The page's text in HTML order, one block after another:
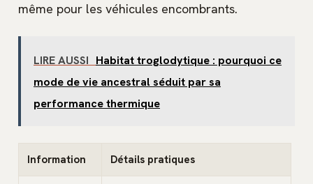
même pour les véhicules encombrants.
LIRE AUSSI Habitat troglodytique : pourquoi ce
mode de vie ancestral séduit par sa
performance thermique
Information Détails pratiques